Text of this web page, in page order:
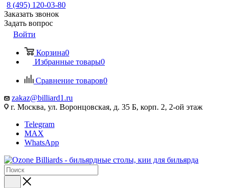
8 (495) 120-03-80
Заказать звонок
Задать вопрос
Войти
Корзина0
Избранные товары0
Сравнение товаров0
zakaz@billiard1.ru
г. Москва, ул. Воронцовская, д. 35 Б, корп. 2, 2-ой этаж
Telegram
MAX
WhatsApp